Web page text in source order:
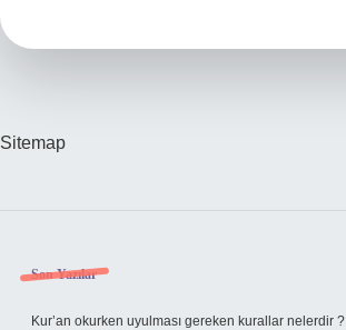
Sitemap
Sidebar
Son Yazılar
Kur’an okurken uyulması gereken kurallar nelerdir ?